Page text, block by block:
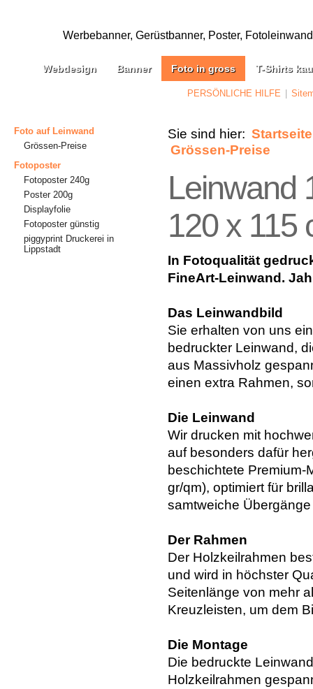
Werbebanner, Gerüstbanner, Poster,
Webdesign Banner Foto in gross T-Shirts
PERSÖNLICHE HILFE
Foto auf Leinwand
Grössen-Preise
Fotoposter
Fotoposter 240g
Poster 200g
Displayfolie
Fotoposter günstig
piggyprint Druckerei in
Lippstadt
Sie sind hier: Startseite
Grössen-Preise
Leinwand
120 x 115
In Fotoqualität
FineArt-Leinwand.
Das Leinwandbild
Sie erhalten von uns
bedruckter Leinwand,
aus Massivholz
einen extra Rahmen,
Die Leinwand
Wir drucken mit
auf besonders dafür
beschichtete Premium-
gr/qm), optimiert für
samtweiche
Der Rahmen
Der Holzkeilrahmen
und wird in höchster
Seitenlänge von mehr
Kreuzleisten, um dem
Die Montage
Die bedruckte
Holzkeilrahmen